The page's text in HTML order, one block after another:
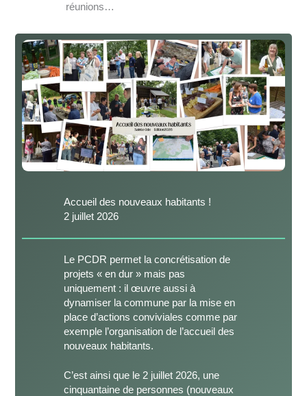
réunions…
Accueil des nouveaux habitants !
2 juillet 2026
Le PCDR permet la concrétisation de
projets « en dur » mais pas
uniquement : il œuvre aussi à
dynamiser la commune par la mise en
place d’actions conviviales comme par
exemple l’organisation de l’accueil des
nouveaux habitants.
C’est ainsi que le 2 juillet 2026, une
cinquantaine de personnes (nouveaux